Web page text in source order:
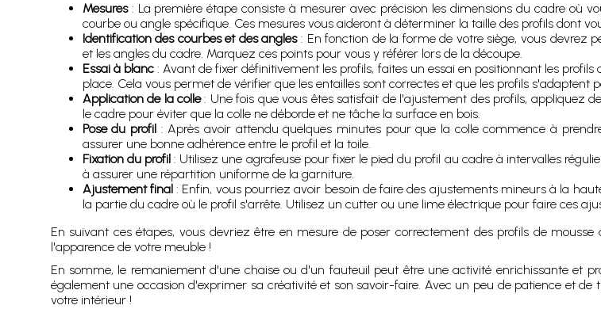
Mesures: La première étape consiste à mesurer avec précision les dimensions du cadre où
courbe ou angle spécifique. Ces mesures vous aideront à déterminer la taille des profils dont
Identification des courbes et des angles: En fonction de la forme de votre siège, vous devrez
et les angles du cadre. Marquez ces points pour vous y référer lors de la découpe.
Essai à blanc: Avant de fixer définitivement les profils, faites un essai en positionnant les
place. Cela vous permet de vérifier que les entailles sont correctes et que les profils s'adaptent
Application de la colle: Une fois que vous êtes satisfait de l'ajustement des profils, appliquez
le cadre pour éviter que la colle ne déborde et ne tâche la surface en bois.
Pose du profil: Après avoir attendu quelques minutes pour que la colle commence à
assurer une bonne adhérence entre le profil et la toile.
Fixation du profil: Utilisez une agrafeuse pour fixer le pied du profil au cadre à intervalles
à assurer une répartition uniforme de la garniture.
Ajustement final: Enfin, vous pourriez avoir besoin de faire des ajustements mineurs à la
la partie du cadre où le profil s'arrête. Utilisez un cutter ou une lime électrique pour faire ces
En suivant ces étapes, vous devriez être en mesure de poser correctement des profils de
l'apparence de votre meuble !
En somme, le remaniement d'une chaise ou d'un fauteuil peut être une activité enrichissante et
également une occasion d'exprimer sa créativité et son savoir-faire. Avec un peu de patience et
votre intérieur !